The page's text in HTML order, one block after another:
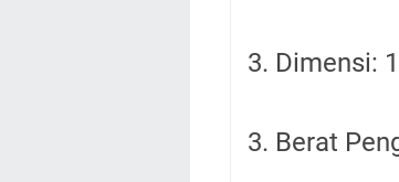
3. Dimensi:
3. Berat